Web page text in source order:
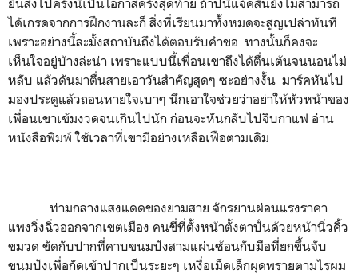
ได้เกรดจากการฝึกงานละก็ สิ่งที่เรียนมาทั้งหมดจะสูญเปล่าทันที
เพราะอย่างนี้ละมั้งสถาบันถึงได้ตอบรับคำขอ ทางนั้นก็คงจะ
เห็นใจอยู่บ้างล่ะน่า เพราะแบบนี้เพื่อนเขาถึงได้ตื่นเต้นจนนอนไม่
หลับ แล้วดันมาตื่นสายเอาวันสำคัญสุดๆ ซะอย่างงั้น มาร์คหันไป
มองประตูแล้วถอนหายใจเบาๆ นึกเอาใจช่วยว่าอย่าให้หัวหน้าของ
เพื่อนเขาเข้มงวดจนเกินไปนัก ก่อนจะหันกลับไปจิบกาแฟ อ่าน
หนังสือพิมพ์ ใช้เวลาที่เขามีอย่างเหลือเฟือตามเดิม
ท่ามกลางแสงแดดของยามสาย จักรยานผ่อนแรงราคา
แพงวิ่งฉิ่วออกจากเขตเมือง คนขี่ที่ตั้งหน้าตั้งตาปั่นด้วยหน้านิ่วคิ้ว
ขมวด ขัดกับปากที่คาบขนมปังสามแผ่นซ้อนกับมือที่ยกขึ้นจับ
ขนมปังเพื่อกัดเข้าปากเป็นระยะๆ เหงื่อเม็ดเล็กผุดพรายตามไรผม